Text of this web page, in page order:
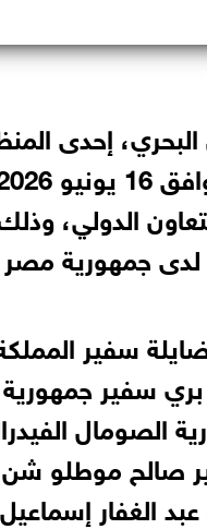
البحري، إحدى
الدولي،
لدى جمهورية مصر
سفير المملكة
سفير
الصومال
صالح موطلو
عبد الغفار